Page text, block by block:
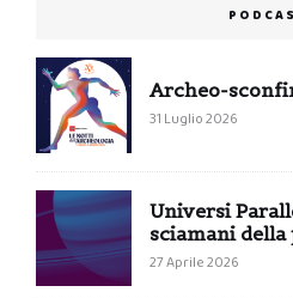
Archeo-
31 Luglio 2026
Universi
sciamani
27 Aprile 2026